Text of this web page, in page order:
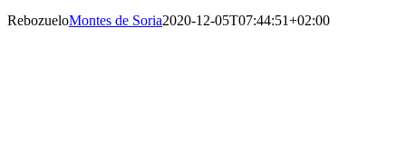
RebozueloMontes de Soria2020-12-05T07:44:51+02:00